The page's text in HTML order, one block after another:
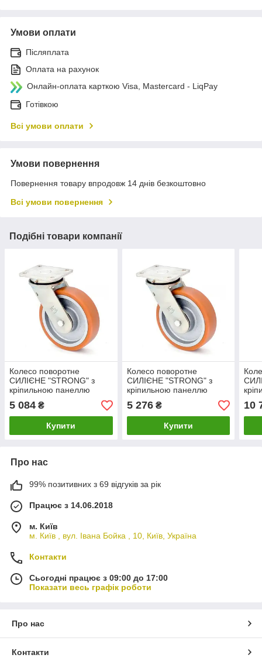
Умови оплати
Післяплата
Оплата на рахунок
Онлайн-оплата карткою Visa, Mastercard - LiqPay
Готівкою
Всі умови оплати
Умови повернення
Повернення товару впродовж 14 днів безкоштовно
Всі умови повернення
Подібні товари компанії
Колесо поворотне
СИЛІЄНЕ "STRONG" з
кріпильною панеллю
4502-STR-125-В
5 084 ₴
Купити
Колесо поворотне
СИЛІЄНЕ "STRONG" з
кріпильною панеллю
4502-STR-150-В
5 276₴
Купити
10
Про нас
99% позитивних з 69 відгуків за рік
Працює з 14.06.2018
м. Київ
м. Київ , вул. Івана Бойка , 10, Київ, Україна
Контакти
Сьогодні працює з 09:00 до 17:00
Показати весь графік роботи
Про нас
Контакти